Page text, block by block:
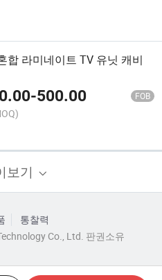
합 라미네이트 TV 유닛 캐비
-500.00 FOB
보기
통찰력
Co., Ltd. 판권소유